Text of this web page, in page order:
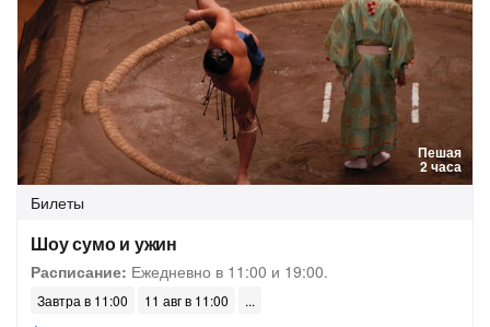
Пешая
2 часа
Билеты
Шоу сумо и ужин
Расписание: Ежедневно в 11:00 и 19:00.
Завтра в 11:00 11 авг в 11:00